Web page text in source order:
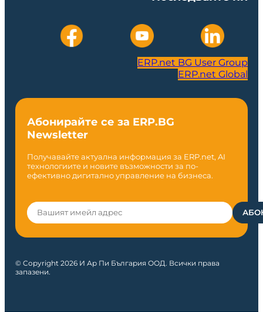
ERP.net BG User Group
ERP.net Global
Абонирайте се за ERP.BG
Newsletter
Получавайте актуална информация за ERP.net, AI
технологиите и новите възможности за по-
ефективно дигитално управление на бизнеса.
© Copyright 2026 И Ар Пи България ООД. Всички права
запазени.